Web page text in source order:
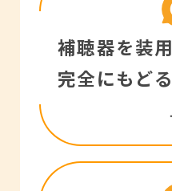
ものがあ
より汗の侵
が減少し、
補聴器から
微弱で、健
ほど強く
が、ペー
われてい
補聴器を装
完全にもど